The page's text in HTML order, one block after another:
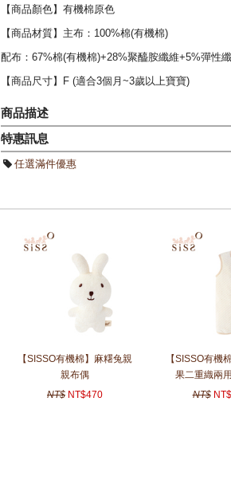
【商品顏色】有機棉原色
【商品材質】主布：100%棉(有機棉)
配布：67%棉(有機棉)+28%聚醯胺纖維+5%彈性
【商品尺寸】F (適合3個月~3歲以上寶寶)
商品描述
◆可愛小兔繡片，化身為可愛萌寶寶。
◆獨家打造兩穿(褲裝)設計，有機棉材質呵護寶寶
◎適合 一年四季 穿著。
特惠訊息
任選滿件優惠
【SISSO有機棉】麻糬兔親
親布偶
NT$ NT$470
【SISSO有機
果二重織兩
NT$